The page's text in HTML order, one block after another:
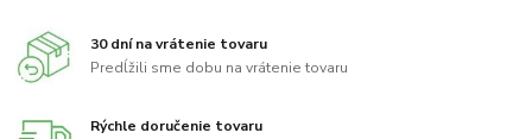
30 dní na vrátenie tovaru
Predĺžili sme dobu na vrátenie tovaru
Rýchle doručenie tovaru